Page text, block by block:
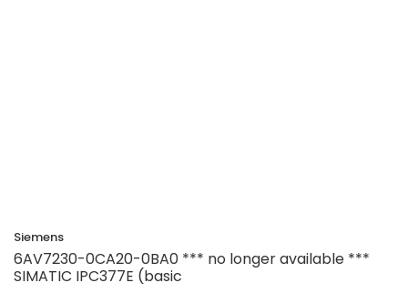
Siemens
6AV7230-0CA20-0BA0 *** no longer available ***
SIMATIC IPC377E (basic